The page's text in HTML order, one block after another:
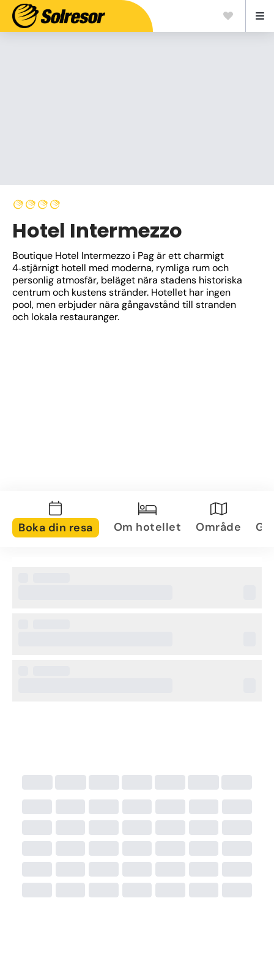
Hotel Intermezzo
Boutique Hotel Intermezzo i Pag är ett charmigt
4‑stjärnigt hotell med moderna, rymliga rum och
personlig atmosfär, beläget nära stadens historiska
centrum och kustens stränder. Hotellet har ingen
pool, men erbjuder nära gångavstånd till stranden
och lokala restauranger.
Boka din resa Om hotellet Område